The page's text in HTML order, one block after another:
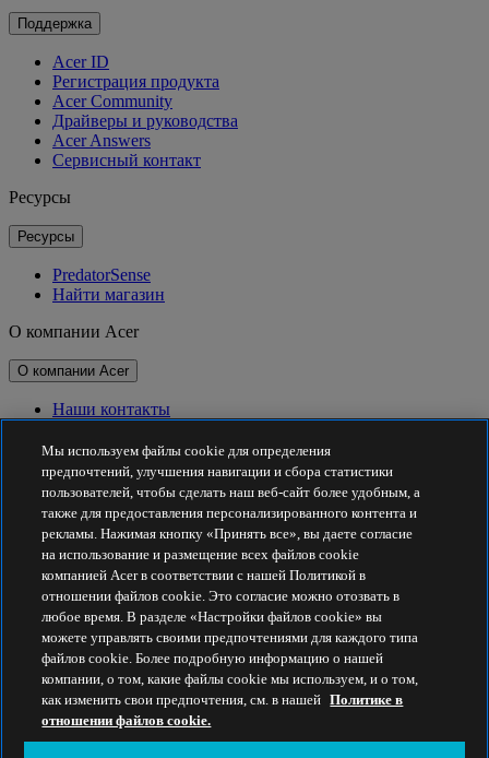
Поддержка
Acer ID
Регистрация продукта
Acer Community
Драйверы и руководства
Acer Answers
Сервисный контакт
Ресурсы
Ресурсы
PredatorSense
Найти магазин
О компании Acer
О компании Acer
Наши контакты
Для прессы
Награды
Мероприятия
Принципы устойчивого развития
Принципы устойчивого развития
Корпоративная социальная ответственность
Углеродный след от продуктов
Project Humanity
Earthion
Политика конфиденциальности
Политика в отношении файлов cookie
Правовое уведомление
Мы используем файлы cookie для определения
предпочтений, улучшения навигации и сбора статистики
пользователей, чтобы сделать наш веб-сайт более удобным, а
также для предоставления персонализированного контента и
рекламы. Нажимая кнопку «Принять все», вы даете согласие
на использование и размещение всех файлов cookie
компанией Acer в соответствии с нашей Политикой в
отношении файлов cookie. Это согласие можно отозвать в
любое время. В разделе «Настройки файлов cookie» вы
можете управлять своими предпочтениями для каждого типа
файлов cookie. Более подробную информацию о нашей
компании, о том, какие файлы cookie мы используем, и о том,
как изменить свои предпочтения, см. в нашей Политике в
отношении файлов cookie.